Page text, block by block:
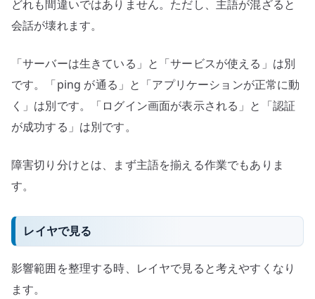
どれも間違いではありません。ただし、主語が混ざると
会話が壊れます。
「サーバーは生きている」と「サービスが使える」は別
です。「ping が通る」と「アプリケーションが正常に動
く」は別です。「ログイン画面が表示される」と「認証
が成功する」は別です。
障害切り分けとは、まず主語を揃える作業でもありま
す。
レイヤで見る
影響範囲を整理する時、レイヤで見ると考えやすくなり
ます。